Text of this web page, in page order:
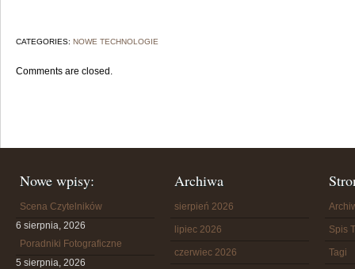
CATEGORIES: NOWE TECHNOLOGIE
Comments are closed.
Nowe wpisy:
Scena Czytelników
6 sierpnia, 2026
Poradniki Fotograficzne
5 sierpnia, 2026
Archiwa
sierpień 2026
lipiec 2026
czerwiec 2026
Spis
Tagi